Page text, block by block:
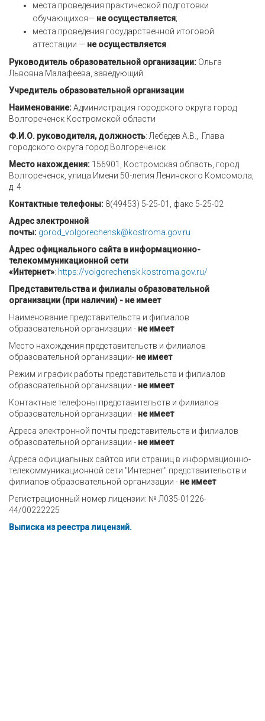
места проведения практической подготовки
обучающихся— не осуществляется;
места проведения государственной итоговой
аттестации — не осуществляется
Руководитель образовательной организации: Ольга
Львовна Малафеева, заведующий
Учредитель образовательной организации
Наименование:Администрация городского округа город
Волгореченск Костромской области
Ф.И.О. руководителя, должность: Лебедев А.В., Глава
городского округа город Волгореченск
Место нахождения: 156901, Костромская область, город
Волгореченск, улица Имени 50-летия Ленинского Комсомола,
д. 4
Контактные телефоны: 8(49453) 5-25-01, факс 5-25-02
Адрес электронной
почты: gorod_volgorechensk@kostroma.gov.ru
Адрес официального сайта в информационно-
телекоммуникационной сети
«Интернет»: https://volgorechensk.kostroma.gov.ru/
Представительства и филиалы образовательной
организации (при наличии) - не имеет
Наименование представительств и филиалов
образовательной организации - не имеет
Место нахождения представительств и филиалов
образовательной организации- не имеет
Режим и график работы представительств и филиалов
образовательной организации - не имеет
Контактные телефоны представительств и филиалов
образовательной организации - не имеет
Адреса электронной почты представительств и филиалов
образовательной организации - не имеет
Адреса официальных сайтов или страниц в информационно-
телекоммуникационной сети "Интернет" представительств и
филиалов образовательной организации - не имеет
Регистрационный номер лицензии: № Л035-01226-
44/00222225
Выписка из реестра лицензий.